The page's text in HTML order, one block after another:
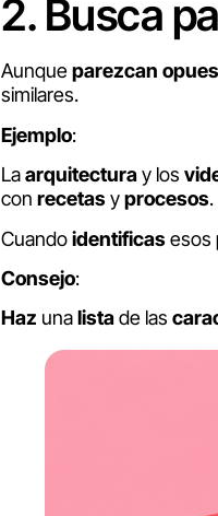
2. Busca
Aunqueparezcan
similares.
Ejemplo:
Laarquitecturay los
con recetasyprocesos
Cuandoidentificasesos
Consejo:
Haz unalistade las